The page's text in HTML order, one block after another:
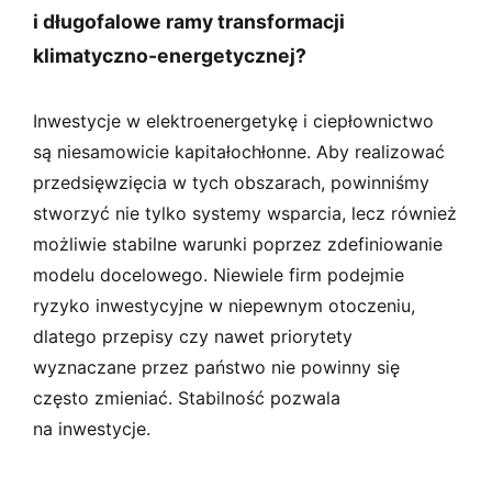
i długofalowe ramy transformacji
klimatyczno-energetycznej?
Inwestycje w elektroenergetykę i ciepłownictwo
są niesamowicie kapitałochłonne. Aby realizować
przedsięwzięcia w tych obszarach, powinniśmy
stworzyć nie tylko systemy wsparcia, lecz również
możliwie stabilne warunki poprzez zdefiniowanie
modelu docelowego. Niewiele firm podejmie
ryzyko inwestycyjne w niepewnym otoczeniu,
dlatego przepisy czy nawet priorytety
wyznaczane przez państwo nie powinny się
często zmieniać. Stabilność pozwala
na inwestycje.